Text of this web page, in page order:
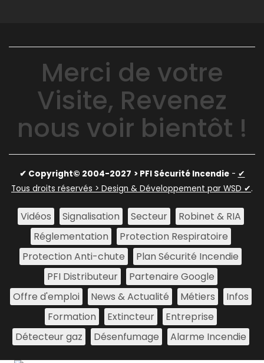
Merci de votre
Visite, Revenez
nous voir bientôt !
✔ Copyright© 2004-2027 > PFI Sécurité Incendie- ✔
Tous droits réservés > Design & Développement par WSD ✔.
Vidéos Signalisation Secteur
Robinet & RIA
Réglementation
Protection Respiratoire
Protection Anti-chute
Plan Sécurité Incendie
PFI Distributeur
Partenaire Google
Offre d'emploi
News & Actualité Métiers
Infos
Formation
Extincteur
Entreprise
Détecteur gaz
Désenfumage Alarme Incendie